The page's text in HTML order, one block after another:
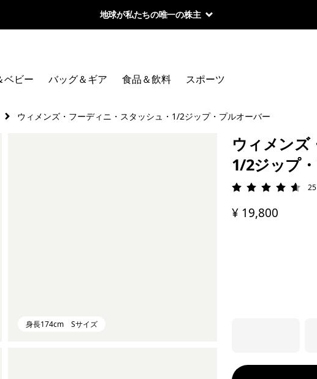
地球が私たちの唯一の株主
ベビー バッグ＆ギア 食品＆飲料 スポーツ
ウィメンズ・フーディニ・スタッシュ・1/2ジップ・プルオーバー
身長174cm Sサイズ
ウィメンズ
1/2ジップ
評価: 4.6 / 5
25
¥ 19,800